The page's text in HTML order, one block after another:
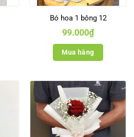
Bó hoa 1 bông 12
99.000₫
Mua hàng